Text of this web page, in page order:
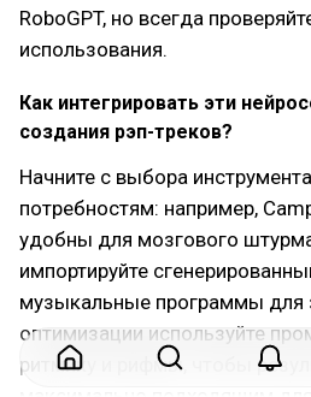
RoboGPT, но всегда
использования.
Как интегрировать эти
создания рэп-треков?
Начните с выбора
потребностям: например,
удобны для мозгового
импортируйте
музыкальные программы для
оптимизации используйте
ритмику и рифмы, чтобы